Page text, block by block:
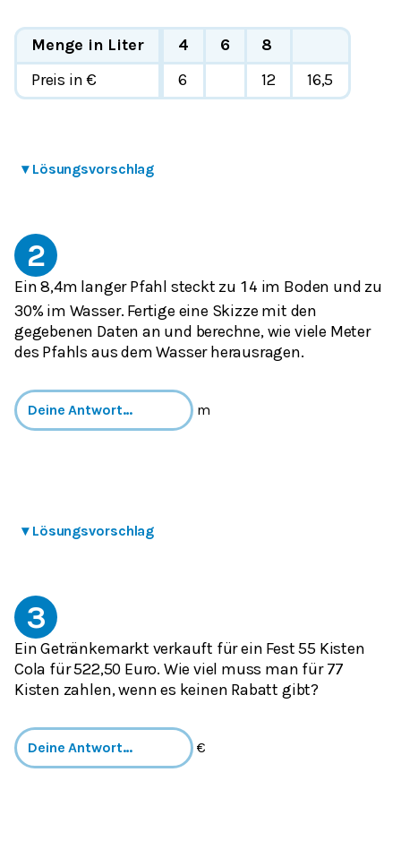
Menge in Liter 4 6
8
Preis in €
6 12 16,5
▾ Lösungsvorschlag
2
Ein 8,4m langer Pfahl steckt zu 1 4 im Boden und zu
30% im Wasser. Fertige eine Skizze mit den
gegebenen Daten an und berechne, wie viele Meter
des Pfahls aus dem Wasser herausragen.
m
▾ Lösungsvorschlag
3
Ein Getränkemarkt verkauft für ein Fest 55 Kisten
Cola für 522,50 Euro. Wie viel muss man für 77
Kisten zahlen, wenn es keinen Rabatt gibt?
€